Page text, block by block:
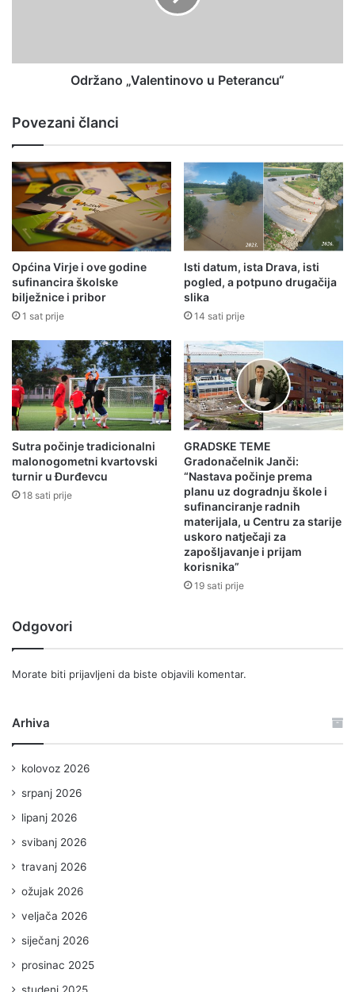
Održano „Valentinovo u Peterancu“
Povezani članci
Općina Virje i ove godine
sufinancira školske
bilježnice i pribor
1 sat prije
Isti datum, ista Drava, isti
pogled, a potpuno drugačija
slika
14 sati prije
Sutra počinje tradicionalni
malonogometni kvartovski
turnir u Đurđevcu
18 sati prije
GRADSKE TEME
Gradonačelnik Janči:
“Nastava počinje prema
planu uz dogradnju škole i
sufinanciranje radnih
materijala, u Centru za starije
uskoro natječaji za
zapošljavanje i prijam
korisnika”
19 sati prije
Odgovori
Morate biti prijavljeni da biste objavili komentar.
Arhiva
kolovoz 2026
srpanj 2026
lipanj 2026
svibanj 2026
travanj 2026
ožujak 2026
veljača 2026
siječanj 2026
prosinac 2025
studeni 2025